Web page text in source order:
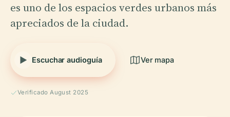
es uno de los espacios verdes urbanos más
apreciados de la ciudad.
Escuchar audioguía Ver mapa
Verificado August 2025